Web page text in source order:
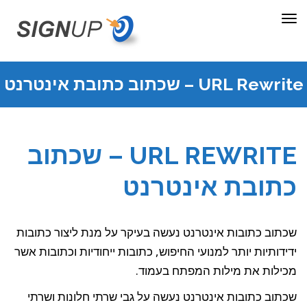
תפריט
URL Rewrite – שכתוב כתובת אינטרנט
URL REWRITE – שכתוב
כתובת אינטרנט
שכתוב כתובות אינטרנט נעשה בעיקר על מנת ליצור כתובות
ידידותיות יותר למנועי החיפוש, כתובות ייחודיות וכתובות אשר
מכילות את מילות המפתח בעמוד.
שכתוב כתובות אינטרנט נעשה על גבי שרתי חלונות ושרתי